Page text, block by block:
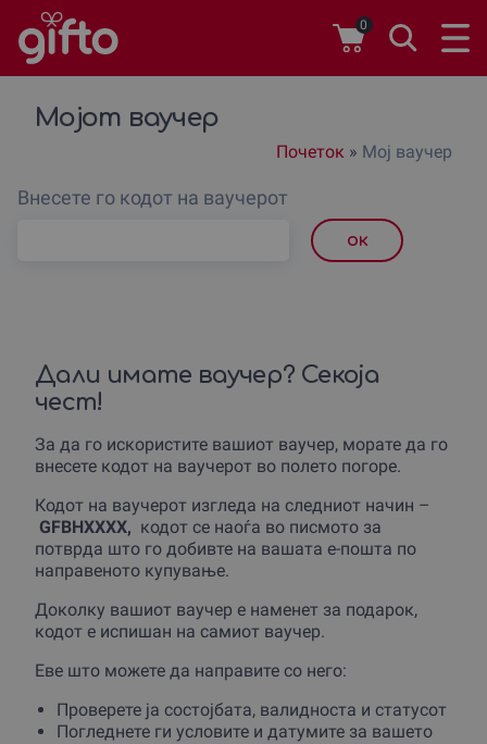
0
Мојот ваучер
Почеток » Мој ваучер
Внесете го кодот на ваучерот
ок
Дали имате ваучер? Секоја
чест!
За да го искористите вашиот ваучер, морате да го
внесете кодот на ваучерот во полето погоре.
Кодот на ваучерот изгледа на следниот начин –
GFBHХХХХ, кодот се наоѓа во писмото за
потврда што го добивте на вашата е-пошта по
направеното купување.
Доколку вашиот ваучер е наменет за подарок,
кодот е испишан на самиот ваучер.
Еве што можете да направите со него:
Проверете jа состоjбата, валидноста и статусот
Погледнете ги условите и датумите за вашето